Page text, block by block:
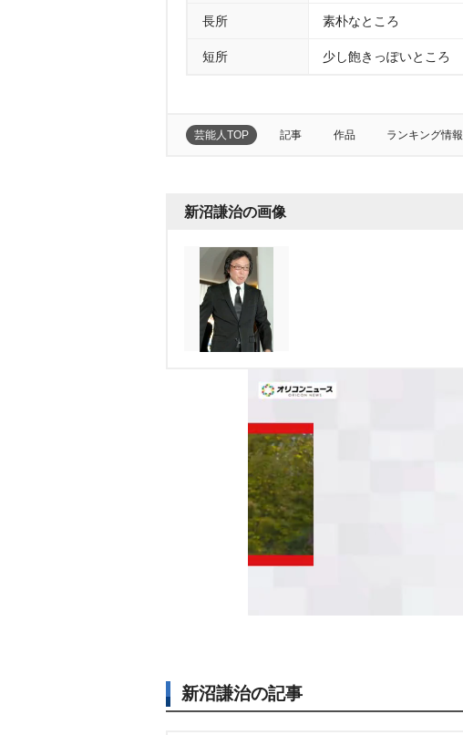
長所 素朴なところ
短所 少し飽きっぽいところ
芸能人TOP 記事 作品 ランキング情報
新沼謙治の画像
新沼謙治の記事